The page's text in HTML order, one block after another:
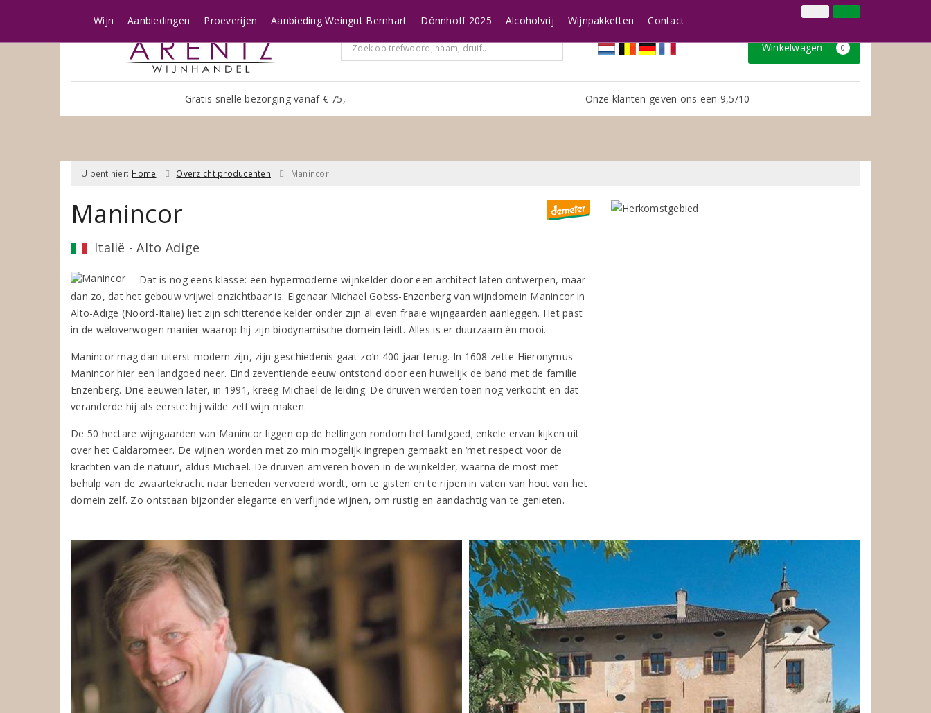
Klantenservice
Winkelwagen 0
Gratis snelle bezorging vanaf € 75,- Onze klanten geven ons een 9,5/10
Wijn Aanbiedingen Proeverijen Aanbieding Weingut Bernhart Dönnhoff 2025 Alcoholvrij Wijnpakketten Contact
U bent hier: Home Overzicht producenten Manincor
Manincor
Italië - Alto Adige
Dat is nog eens klasse: een hypermoderne wijnkelder door een architect laten ontwerpen, maar
dan zo, dat het gebouw vrijwel onzichtbaar is. Eigenaar Michael Goëss-Enzenberg van wijndomein Manincor in
Alto-Adige (Noord-Italië) liet zijn schitterende kelder onder zijn al even fraaie wijngaarden aanleggen. Het past
in de weloverwogen manier waarop hij zijn biodynamische domein leidt. Alles is er duurzaam én mooi.
Manincor mag dan uiterst modern zijn, zijn geschiedenis gaat zo’n 400 jaar terug. In 1608 zette Hieronymus
Manincor hier een landgoed neer. Eind zeventiende eeuw ontstond door een huwelijk de band met de familie
Enzenberg. Drie eeuwen later, in 1991, kreeg Michael de leiding. De druiven werden toen nog verkocht en dat
veranderde hij als eerste: hij wilde zelf wijn maken.
De 50 hectare wijngaarden van Manincor liggen op de hellingen rondom het landgoed; enkele ervan kijken uit
over het Caldaromeer. De wijnen worden met zo min mogelijk ingrepen gemaakt en ‘met respect voor de
krachten van de natuur’, aldus Michael. De druiven arriveren boven in de wijnkelder, waarna de most met
behulp van de zwaartekracht naar beneden vervoerd wordt, om te gisten en te rijpen in vaten van hout van het
domein zelf. Zo ontstaan bijzonder elegante en verfijnde wijnen, om rustig en aandachtig van te genieten.